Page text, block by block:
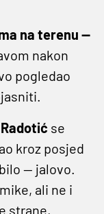
na terenu —
nakon
pogledao
Radotić se
kroz posjed
— jalovo.
ali ne i
strane,